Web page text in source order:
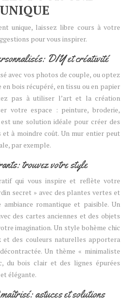
unique, laissez libre cours à votre
pour vous inspirer.
DIY et créativité
avec vos photos de couple, ou optez
bois récupéré, en tissu ou en papier
pas à utiliser l’art et la création
votre espace : peinture, broderie,
une solution idéale pour créer des
à moindre coût. Un mur entier peut
par exemple.
trouvez votre style
qui vous inspire et reflète votre
secret » avec des plantes vertes et
romantique et paisible. Un
des cartes anciennes et des objets
imagination. Un style bohème chic
et des couleurs naturelles apportera
Un thème « minimaliste
du bois clair et des lignes épurées
élégante.
astuces et solutions